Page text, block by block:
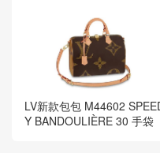
LV新款包包 M44602
Y BANDOULIÈRE 30 手袋